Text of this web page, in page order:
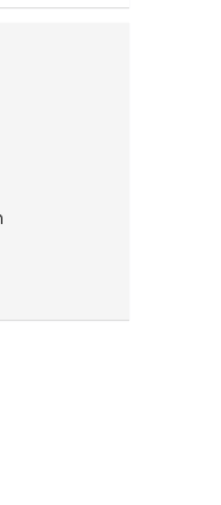
Sie zu Tiffany,